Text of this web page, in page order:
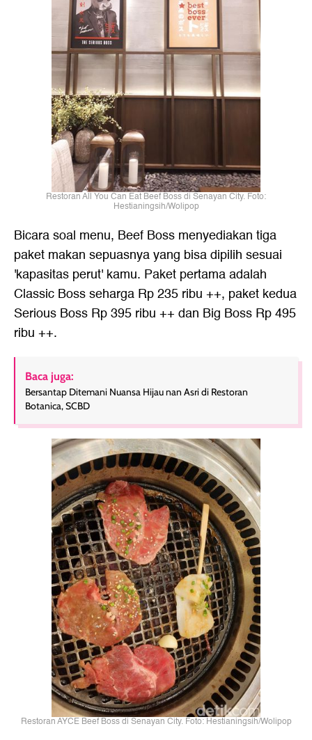
Restoran All You Can Eat Beef Boss di Senayan City. Foto:
Hestianingsih/Wolipop
Bicara soal menu, Beef Boss menyediakan tiga
paket makan sepuasnya yang bisa dipilih sesuai
'kapasitas perut' kamu. Paket pertama adalah
Classic Boss seharga Rp 235 ribu ++, paket kedua
Serious Boss Rp 395 ribu ++ dan Big Boss Rp 495
ribu ++.
Baca juga:
Bersantap Ditemani Nuansa Hijau nan Asri di Restoran
Botanica, SCBD
Restoran AYCE Beef Boss di Senayan City. Foto: Hestianingsih/Wolipop